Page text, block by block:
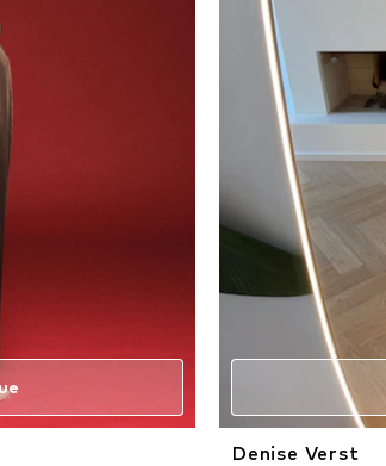
Denise Verst